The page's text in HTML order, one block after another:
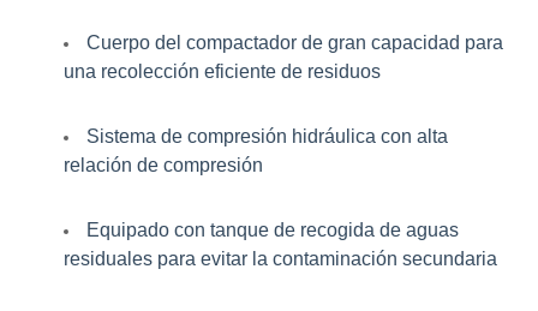
Cuerpo del compactador de gran capacidad para
una recolección eficiente de residuos
Sistema de compresión hidráulica con alta
relación de compresión
Equipado con tanque de recogida de aguas
residuales para evitar la contaminación secundaria